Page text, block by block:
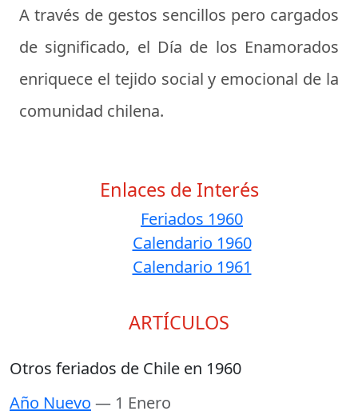
A través de gestos sencillos pero cargados
de significado, el Día de los Enamorados
enriquece el tejido social y emocional de la
comunidad chilena.
Enlaces de Interés
Feriados 1960
Calendario 1960
Calendario 1961
ARTÍCULOS
Otros feriados de Chile en 1960
Año Nuevo — 1 Enero